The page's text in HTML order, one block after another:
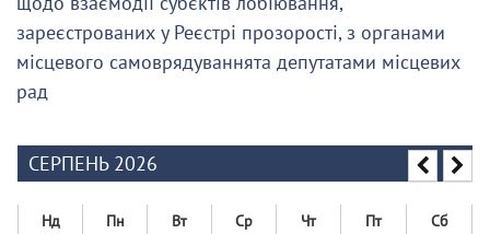
зареєстрованих у Реєстрі прозорості, з органами
місцевого самоврядуваннята депутатами місцевих
рад
СЕРПЕНЬ 2026
Нд Пн Вт Ср Чт Пт Сб